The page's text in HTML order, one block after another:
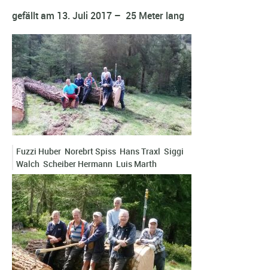
gefällt am 13. Juli 2017 – 25 Meter lang
Fuzzi Huber Norebrt Spiss Hans Traxl Siggi
Walch Scheiber Hermann Luis Marth